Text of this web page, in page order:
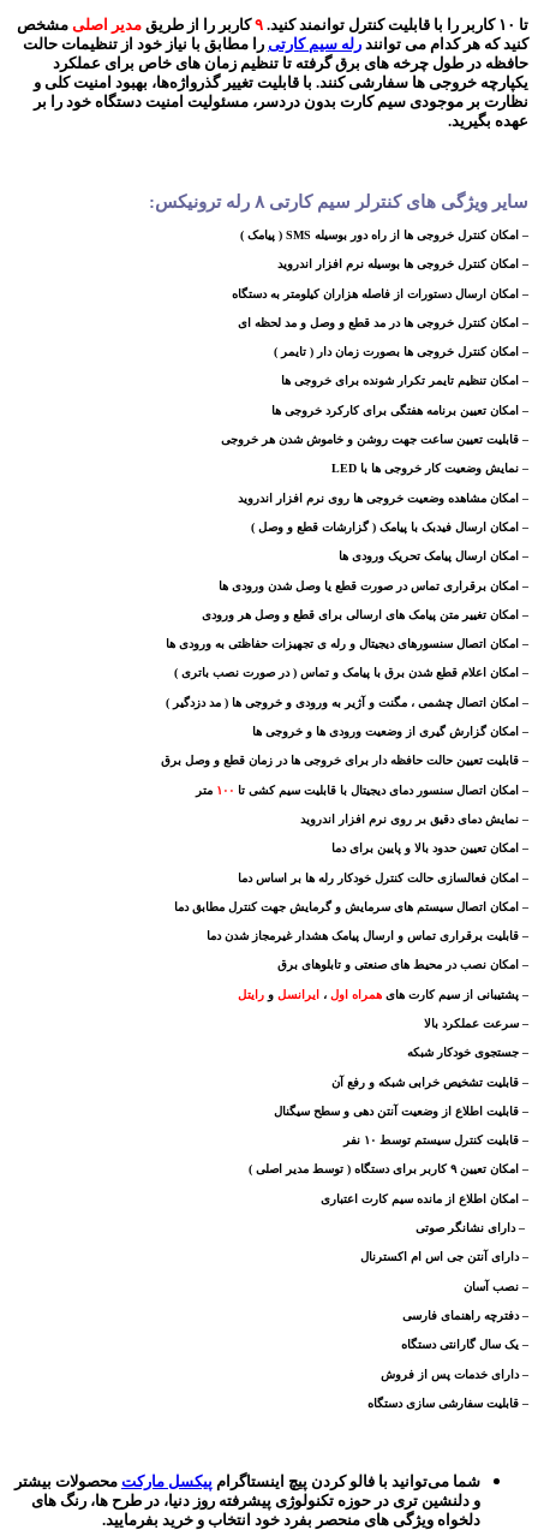
تا ۱۰ کاربر را با قابلیت کنترل توانمند کنید.
۹کاربر را از طریق مدیر اصلی مشخص
کنید که هر کدام می توانند رله سیم کارتی را مطابق با نیاز خود از تنظیمات حالت
حافظه در طول چرخه های برق گرفته تا تنظیم زمان های خاص برای عملکرد
یکپارچه خروجی ها سفارشی کنند. با قابلیت تغییر گذرواژه‌ها، بهبود امنیت کلی و
نظارت بر موجودی سیم کارت بدون دردسر، مسئولیت امنیت دستگاه خود را بر
عهده بگیرید.
سایر ویژگی های کنترلر سیم کارتی ۸ رله ترونیکس:
– امکان کنترل خروجی ها از راه دور بوسیله SMS ( پیامک )
– امکان کنترل خروجی ها بوسیله نرم افزار اندروید
– امکان ارسال دستورات از فاصله هزاران کیلومتر به دستگاه
– امکان کنترل خروجی ها در مد قطع و وصل و مد لحظه ای
– امکان کنترل خروجی ها بصورت زمان دار ( تایمر )
– امکان تنظیم تایمر تکرار شونده برای خروجی ها
– امکان تعیین برنامه هفتگی برای کارکرد خروجی ها
– قابلیت تعیین ساعت جهت روشن و خاموش شدن هر خروجی
– نمایش وضعیت کار خروجی ها با LED
– امکان مشاهده وضعیت خروجی ها روی نرم افزار اندروید
– امکان ارسال فیدبک با پیامک ( گزارشات قطع و وصل )
– امکان ارسال پیامک تحریک ورودی ها
– امکان برقراری تماس در صورت قطع یا وصل شدن ورودی ها
– امکان تغییر متن پیامک های ارسالی برای قطع و وصل هر ورودی
– امکان اتصال سنسورهای دیجیتال و رله ی تجهیزات حفاظتی به ورودی ها
– امکان اعلام قطع شدن برق با پیامک و تماس ( در صورت نصب باتری )
– امکان اتصال چشمی ، مگنت و آژیر به ورودی و خروجی ها ( مد دزدگیر )
– امکان گزارش گیری از وضعیت ورودی ها و خروجی ها
– قابلیت تعیین حالت حافظه دار برای خروجی ها در زمان قطع و وصل برق
– امکان اتصال سنسور دمای دیجیتال با قابلیت سیم کشی تا ۱۰۰ متر
– نمایش دمای دقیق بر روی نرم افزار اندروید
– امکان تعیین حدود بالا و پایین برای دما
– امکان فعالسازی حالت کنترل خودکار رله ها بر اساس دما
– امکان اتصال سیستم های سرمایش و گرمایش جهت کنترل مطابق دما
– قابلیت برقراری تماس و ارسال پیامک هشدار غیرمجاز شدن دما
– امکان نصب در محیط های صنعتی و تابلوهای برق
– پشتیبانی از سیم کارت های همراه اول ، ایرانسل و رایتل
– سرعت عملکرد بالا
– جستجوی خودکار شبکه
– قابلیت تشخیص خرابی شبکه و رفع آن
– قابلیت اطلاع از وضعیت آنتن دهی و سطح سیگنال
– قابلیت کنترل سیستم توسط ۱۰ نفر
– امکان تعیین ۹ کاربر برای دستگاه ( توسط مدیر اصلی )
– امکان اطلاع از مانده سیم کارت اعتباری
– دارای نشانگر صوتی
– دارای آنتن جی اس ام اکسترنال
– نصب آسان
– دفترچه راهنمای فارسی
– یک سال گارانتی دستگاه
– دارای خدمات پس از فروش
– قابلیت سفارشی سازی دستگاه
شما می‌توانید با فالو کردن پیچ اینستاگرام پیکسل مارکت محصولات بیشتر
و دلنشین تری در حوزه تکنولوژی پیشرفته روز دنیا، در طرح ها، رنگ های
دلخواه ویژگی های منحصر بفرد خود انتخاب و خرید بفرمایید.